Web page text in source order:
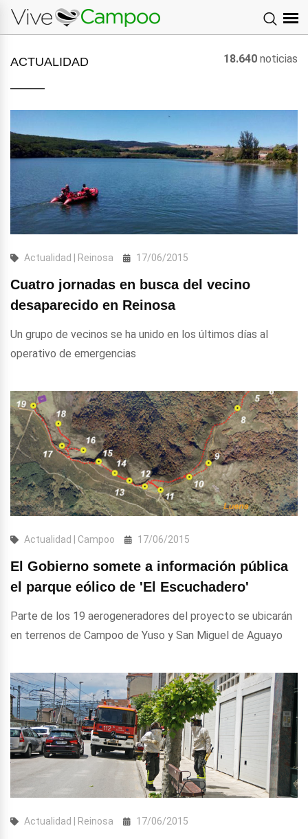
ACTUALIDAD 18.640noticias
Actualidad | Reinosa 17/06/2015
Cuatro jornadas en busca del vecino
desaparecido en Reinosa
Un grupo de vecinos se ha unido en los últimos días al
operativo de emergencias
Actualidad | Campoo 17/06/2015
El Gobierno somete a información pública
el parque eólico de 'El Escuchadero'
Parte de los 19 aerogeneradores del proyecto se ubicarán
en terrenos de Campoo de Yuso y San Miguel de Aguayo
Actualidad | Reinosa 17/06/2015